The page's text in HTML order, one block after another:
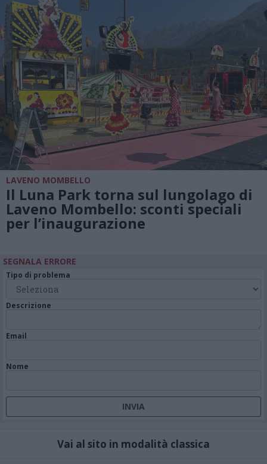
LAVENO MOMBELLO
Il Luna Park torna sul lungolago di
Laveno Mombello: sconti speciali
per l’inaugurazione
SEGNALA ERRORE
Tipo di problema
Descrizione
Email
Nome
Vai al sito in modalità classica